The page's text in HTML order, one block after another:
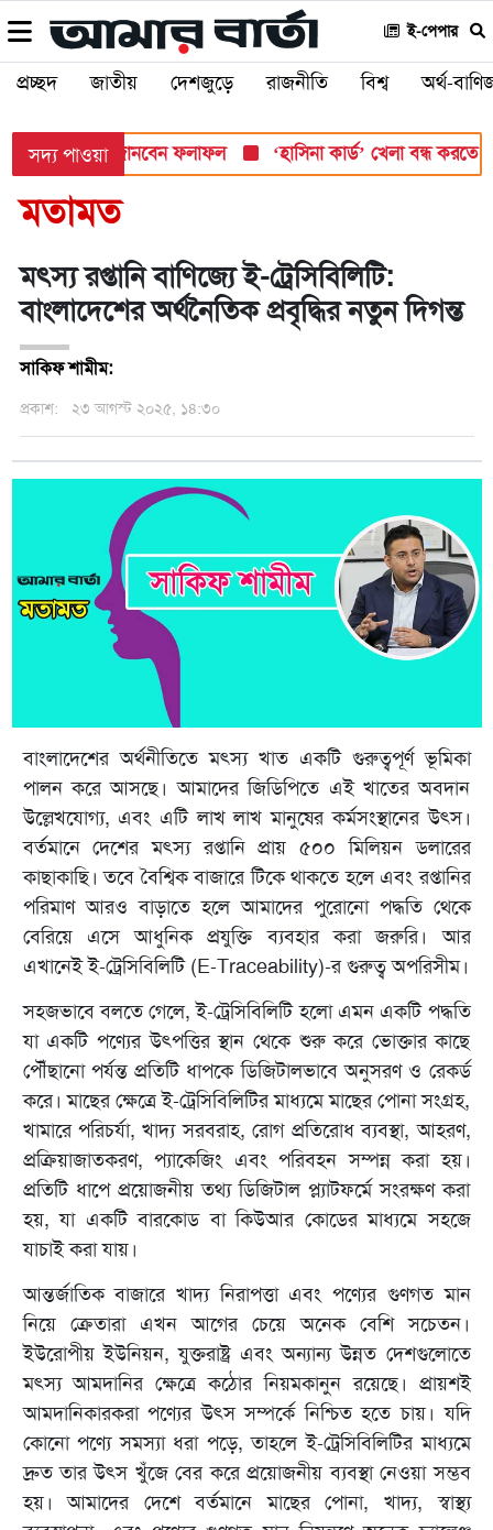
ই-পেপার
প্রচ্ছদ জাতীয় দেশজুড়ে রাজনীতি বিশ্ব অর্থ-
সদ্য পাওয়া
যেভাবে জানবেন ফলাফল ‘হাসিনা কার্ড’ খেলা বন্ধ করতে
মতামত
মৎস্য রপ্তানি বাণিজ্যে ই-ট্রেসিবিলিটি:
বাংলাদেশের অর্থনৈতিক প্রবৃদ্ধির নতুন দিগন্ত
সাকিফ শামীম:
প্রকাশ: ২৩ আগস্ট ২০২৫, ১৪:৩০
বাংলাদেশের অর্থনীতিতে মৎস্য খাত একটি গুরুত্বপূর্ণ ভূমিকা
পালন করে আসছে। আমাদের জিডিপিতে এই খাতের অবদান
উল্লেখযোগ্য, এবং এটি লাখ লাখ মানুষের কর্মসংস্থানের উৎস।
বর্তমানে দেশের মৎস্য রপ্তানি প্রায় ৫০০ মিলিয়ন ডলারের
কাছাকাছি। তবে বৈশ্বিক বাজারে টিকে থাকতে হলে এবং রপ্তানির
পরিমাণ আরও বাড়াতে হলে আমাদের পুরোনো পদ্ধতি থেকে
বেরিয়ে এসে আধুনিক প্রযুক্তি ব্যবহার করা জরুরি। আর
এখানেই ই-ট্রেসিবিলিটি (E-Traceability)-র গুরুত্ব অপরিসীম।
সহজভাবে বলতে গেলে, ই-ট্রেসিবিলিটি হলো এমন একটি পদ্ধতি
যা একটি পণ্যের উৎপত্তির স্থান থেকে শুরু করে ভোক্তার কাছে
পৌঁছানো পর্যন্ত প্রতিটি ধাপকে ডিজিটালভাবে অনুসরণ ও রেকর্ড
করে। মাছের ক্ষেত্রে ই-ট্রেসিবিলিটির মাধ্যমে মাছের পোনা সংগ্রহ,
খামারে পরিচর্যা, খাদ্য সরবরাহ, রোগ প্রতিরোধ ব্যবস্থা, আহরণ,
প্রক্রিয়াজাতকরণ, প্যাকেজিং এবং পরিবহন সম্পন্ন করা হয়।
প্রতিটি ধাপে প্রয়োজনীয় তথ্য ডিজিটাল প্ল্যাটফর্মে সংরক্ষণ করা
হয়, যা একটি বারকোড বা কিউআর কোডের মাধ্যমে সহজে
যাচাই করা যায়।
আন্তর্জাতিক বাজারে খাদ্য নিরাপত্তা এবং পণ্যের গুণগত মান
নিয়ে ক্রেতারা এখন আগের চেয়ে অনেক বেশি সচেতন।
ইউরোপীয় ইউনিয়ন, যুক্তরাষ্ট্র এবং অন্যান্য উন্নত দেশগুলোতে
মৎস্য আমদানির ক্ষেত্রে কঠোর নিয়মকানুন রয়েছে। প্রায়শই
আমদানিকারকরা পণ্যের উৎস সম্পর্কে নিশ্চিত হতে চায়। যদি
কোনো পণ্যে সমস্যা ধরা পড়ে, তাহলে ই-ট্রেসিবিলিটির মাধ্যমে
দ্রুত তার উৎস খুঁজে বের করে প্রয়োজনীয় ব্যবস্থা নেওয়া সম্ভব
হয়। আমাদের দেশে বর্তমানে মাছের পোনা, খাদ্য, স্বাস্থ্য